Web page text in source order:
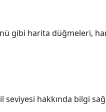
gibi harita düğmeleri,
hakkında bilgi